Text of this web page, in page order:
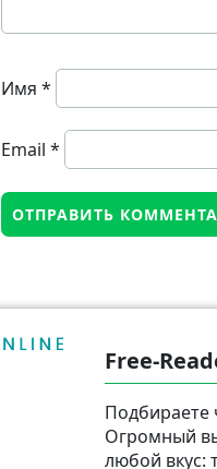
Имя *
Email *
Free-
Подбираете
Огромный
любой вкус: